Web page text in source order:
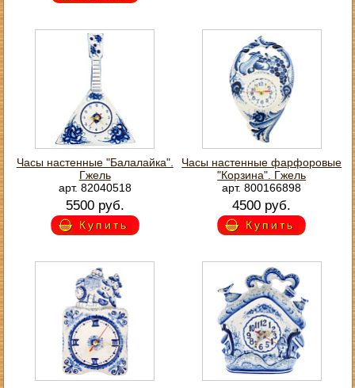
Часы настенные "Балалайка".
Гжель
арт. 82040518
5500 руб.
Купить
Часы настенные фарфоровые
"Корзина". Гжель
арт. 800166898
4500 руб.
Купить